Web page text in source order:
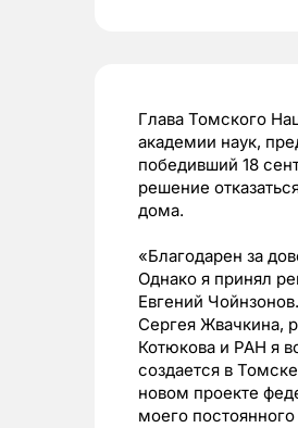
Глава Томского
академии наук,
победивший 18
решение
дома.
«Благодарен за
Однако я принял
Евгений
Сергея Жвачкина,
Котюкова и РАН я
создается в
новом проекте
моего